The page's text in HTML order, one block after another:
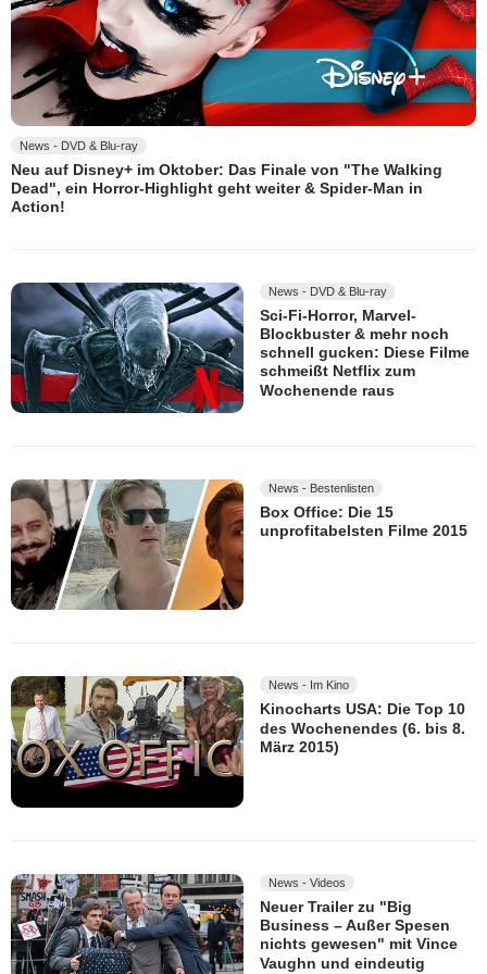
News - DVD & Blu-ray
Neu auf Disney+ im Oktober: Das Finale von "The Walking
Dead", ein Horror-Highlight geht weiter & Spider-Man in
Action!
News - DVD & Blu-ray
Sci-Fi-Horror, Marvel-
Blockbuster & mehr noch
schnell gucken: Diese Filme
schmeißt Netflix zum
Wochenende raus
News - Bestenlisten
Box Office: Die 15
unprofitabelsten Filme 2015
News - Im Kino
Kinocharts USA: Die Top 10
des Wochenendes (6. bis 8.
März 2015)
News - Videos
Neuer Trailer zu "Big
Business – Außer Spesen
nichts gewesen" mit Vince
Vaughn und eindeutig